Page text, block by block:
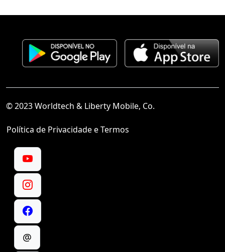
© 2023 Worldtech & Liberty Mobile, Co.
Política de Privacidade e Termos
@